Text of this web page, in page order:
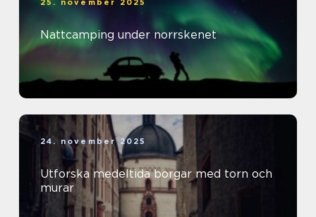
25. november 2025
Nattcamping under norrskenet
24. november 2025
Utforska medeltida borgar med torn och
murar